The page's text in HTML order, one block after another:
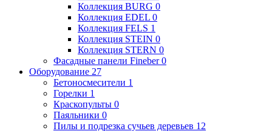
Коллекция BURG 0
Коллекция EDEL 0
Коллекция FELS 1
Коллекция STEIN 0
Коллекция STERN 0
Фасадные панели Fineber0
Оборудование 27
Бетоносмесители 1
Горелки 1
Краскопульты 0
Паяльники 0
Пилы и подрезка сучьев деревьев 12